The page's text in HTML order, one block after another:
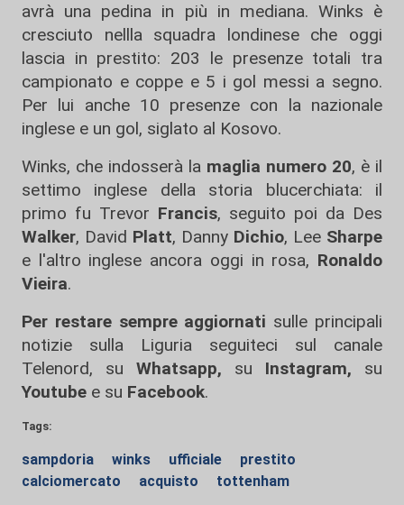
avrà una pedina in più in mediana. Winks è
cresciuto nellla squadra londinese che oggi
lascia in prestito: 203 le presenze totali tra
campionato e coppe e 5 i gol messi a segno.
Per lui anche 10 presenze con la nazionale
inglese e un gol, siglato al Kosovo.
Winks, che indosserà la maglia numero 20, è il
settimo inglese della storia blucerchiata: il
primo fu Trevor Francis, seguito poi da Des
Walker, David Platt, Danny Dichio, Lee Sharpe
e l'altro inglese ancora oggi in rosa, Ronaldo
Vieira.
Per restare sempre aggiornati sulle principali
notizie sulla Liguria seguiteci sul canale
Telenord, su
Whatsapp, su Instagram, su
Youtube e su Facebook.
Tags:
sampdoria winks ufficiale
prestito
calciomercato
acquisto tottenham